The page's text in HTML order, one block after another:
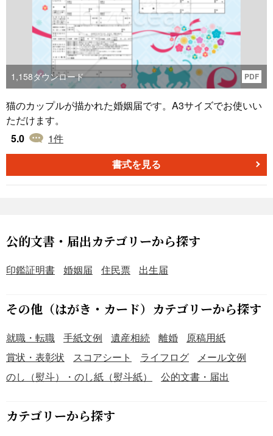
1,158ダウンロード PDF
猫のカップルが描かれた婚姻届です。A3サイズでお使いい
ただけます。
5.0
1件
書式を見る
公的文書・届出カテゴリーから探す
印鑑証明書 婚姻届 住民票 出生届
その他（はがき・カード）カテゴリーから探す
就職・転職 手紙文例 遺産相続 離婚
原稿用紙
賞状・表彰状
スコアシート ライフログ
メール文例
のし（熨斗）・のし紙（熨斗紙）
公的文書・届出
カテゴリーから探す